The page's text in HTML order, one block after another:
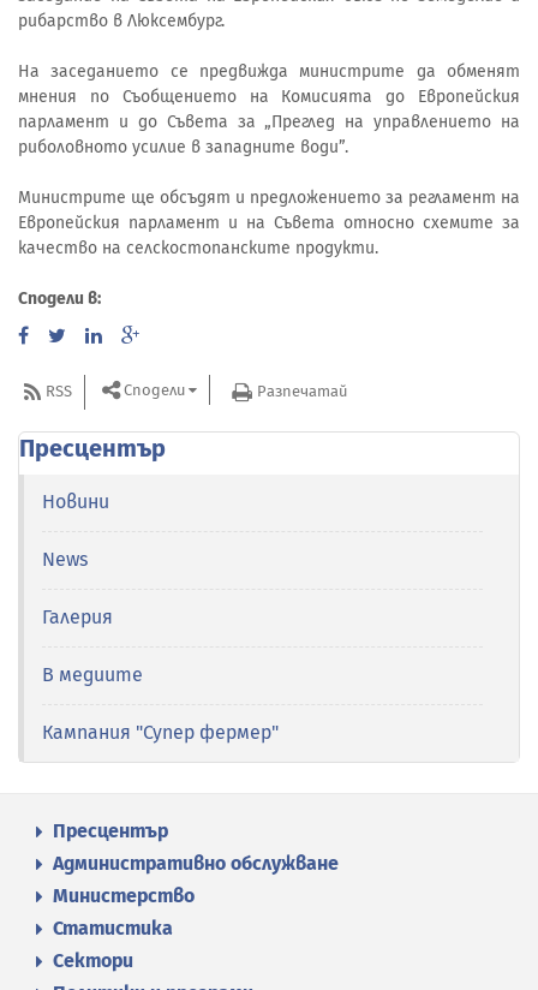
рибарство в Люксембург.
На заседанието се предвижда министрите да обменят
мнения по Съобщението на Комисията до Европейския
парламент и до Съвета за „Преглед на управлението на
риболовното усилие в западните води”.
Министрите ще обсъдят и предложението за регламент на
Европейския парламент и на Съвета относно схемите за
качество на селскостопанските продукти.
Сподели в:
RSS Сподели Разпечатай
Пресцентър
Новини
News
Галерия
В медиите
Кампания "Супер фермер"
Пресцентър
Административно обслужване
Министерство
Статистика
Сектори